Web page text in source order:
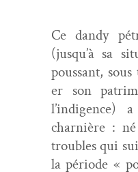
Ce dandy
(jusqu’à sa
pous­sant,
er son
l’indi­gence)
charnière :
trou­bles qui
la péri­ode «